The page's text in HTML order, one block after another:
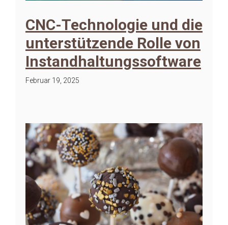
CNC-Technologie und die
unterstützende Rolle von
Instandhaltungssoftware
Februar 19, 2025